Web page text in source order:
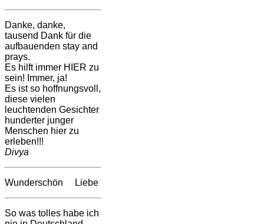
Danke, danke,
tausend Dank für die
aufbauenden stay and
prays.
Es hilft immer HIER zu
sein! Immer, ja!
Es ist so hoffnungsvoll,
diese vielen
leuchtenden Gesichter
hunderter junger
Menschen hier zu
erleben!!!
Divya
Wunderschön Liebe
So was tolles habe ich